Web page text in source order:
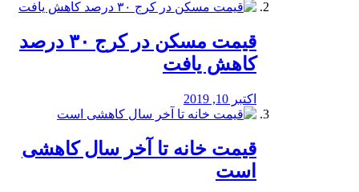
️قیمت مسکن در کرج ۳۰ درصد
کاهش یافت
اکتبر 10, 2019
قیمت خانه تا آخر سال کاهشی
است